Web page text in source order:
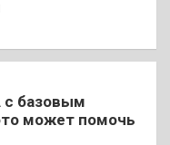
базовым
может помочь